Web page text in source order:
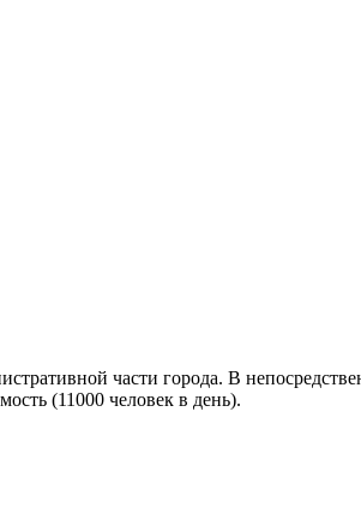
части города. В
(11000 человек в день).